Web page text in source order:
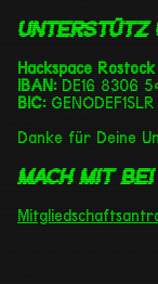
Unterstütz
Hackspace Rostock
IBAN:DE16 8306
BIC:GENODEF1SLR
Danke für Deine
Mach mit